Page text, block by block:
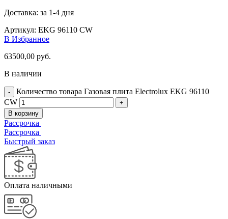
Доставка: за 1-4 дня
Артикул: EKG 96110 CW
В Избранное
63500,00 руб.
В наличии
Количество товара Газовая плита Electrolux EKG 96110
CW
В корзину
Рассрочка
Рассрочка
Быстрый заказ
Оплата наличными